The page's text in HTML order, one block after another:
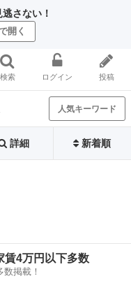
さない！
開く
検索 ログイン 投稿
人気キーワード
詳細 新着順
賃4万円以下多数
数掲載！